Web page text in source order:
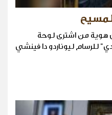
هوية من اشترى لوحة
للرسام ليوناردو دا فينشي